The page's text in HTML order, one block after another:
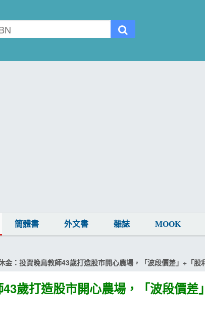
簡體書 外文書 雜誌 MOOK
金：投資晚鳥教師43歲打造股市開心農場，「波段價差」+「股
歲打造股市開心農場，「波段價差